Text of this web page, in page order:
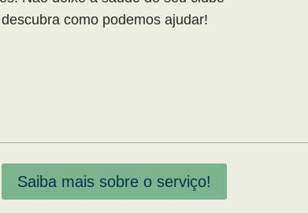
como podemos ajudar!
Saiba mais sobre o serviço!